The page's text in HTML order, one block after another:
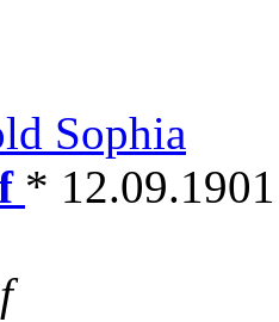
Sophia
*